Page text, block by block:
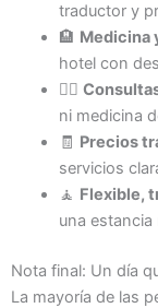
traductor y
🏨 Medicina
hotel con
🧑‍⚕️
ni medicina
🧾 Precios
servicios
🧘 Flexible,
una estancia
Nota final: Un día
La mayoría de las